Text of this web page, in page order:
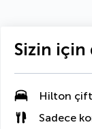
Sizin için
Hilton çift
Sadece